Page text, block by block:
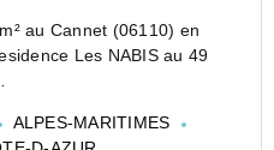
au Cannet (06110) en
Les NABIS au 49
(06110). Ce bien
ALPES-MARITIMES